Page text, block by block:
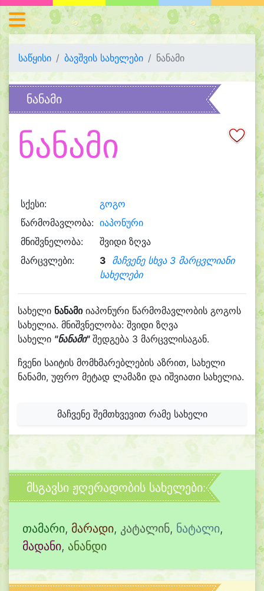
საწყისი ბავშვის სახელები ნანამი
ნანამი
ნანამი
სქესი:
გოგო
წარმომავლობა: იაპონური
მნიშვნელობა:
შვიდი ზღვა
მარცვლები:
3 მაჩვენე სხვა 3 მარცვლიანი
სახელები
სახელი ნანამიიაპონური წარმომავლობის გოგოს
სახელია. მნიშვნელობა: შვიდი ზღვა
სახელი "ნანამი"შედგება 3 მარცვლისაგან.
ჩვენი საიტის მომხმარებლების აზრით, სახელი
ნანამი, უფრო მეტად ლამაზი და იშვიათი სახელია.
მაჩვენე შემთხვევით რამე სახელი
მსგავსი ჟღერადობის სახელები:
თამარი, მარადი, კატალინ, ნატალი,
მადანი, ანანდი